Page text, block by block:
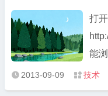
打
能
么
 2013-09-09  技术